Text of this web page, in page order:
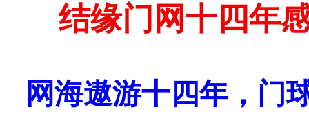
结缘门网十四年
网海遨游十四年，门